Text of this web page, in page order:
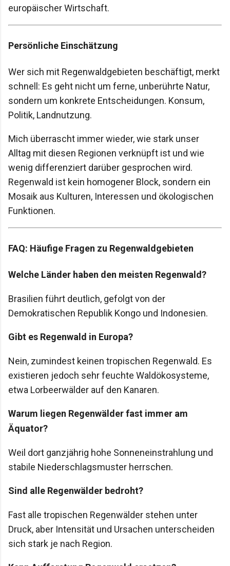
europäischer Wirtschaft.
Persönliche Einschätzung
Wer sich mit Regenwaldgebieten beschäftigt, merkt
schnell: Es geht nicht um ferne, unberührte Natur,
sondern um konkrete Entscheidungen. Konsum,
Politik, Landnutzung.
Mich überrascht immer wieder, wie stark unser
Alltag mit diesen Regionen verknüpft ist und wie
wenig differenziert darüber gesprochen wird.
Regenwald ist kein homogener Block, sondern ein
Mosaik aus Kulturen, Interessen und ökologischen
Funktionen.
FAQ: Häufige Fragen zu Regenwaldgebieten
Welche Länder haben den meisten Regenwald?
Brasilien führt deutlich, gefolgt von der
Demokratischen Republik Kongo und Indonesien.
Gibt es Regenwald in Europa?
Nein, zumindest keinen tropischen Regenwald. Es
existieren jedoch sehr feuchte Waldökosysteme,
etwa Lorbeerwälder auf den Kanaren.
Warum liegen Regenwälder fast immer am
Äquator?
Weil dort ganzjährig hohe Sonneneinstrahlung und
stabile Niederschlagsmuster herrschen.
Sind alle Regenwälder bedroht?
Fast alle tropischen Regenwälder stehen unter
Druck, aber Intensität und Ursachen unterscheiden
sich stark je nach Region.